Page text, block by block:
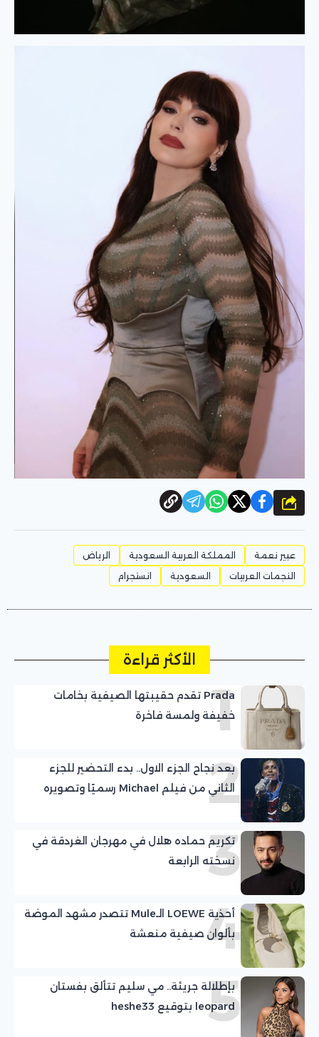
شارك
عبير نعمة المملكة العربية السعودية
الرياض
النجمات العربيات
السعودية انستجرام
الأكثر قراءة
1
Prada تقدم حقيبتها الصيفية بخامات
خفيفة ولمسة فاخرة
2
بعد نجاح الجزء الاول.. بدء التحضير للجزء
الثاني من فيلم Michael رسميًا وتصويره
3
تكريم حماده هلال في مهرجان الغردقة في
نسخته الرابعة
4
أحذية LOEWE الـMule تتصدر مشهد الموضة
بألوان صيفية منعشة
5
بإطلالة جريئة.. مي سليم تتألق بفستان
leopard بتوقيع heshe33